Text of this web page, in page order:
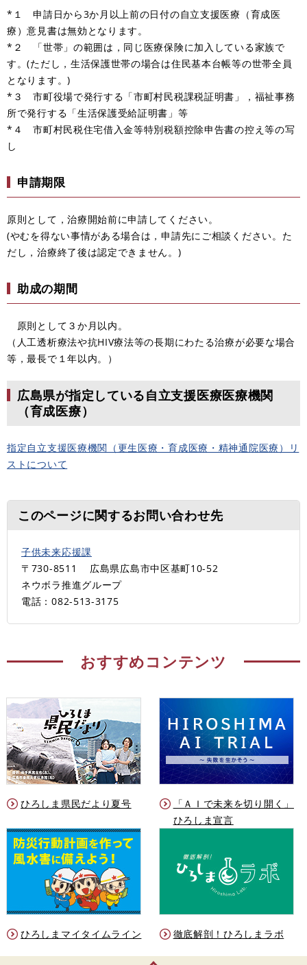
*１ 申請日から3か月以上前の日付の自立支援医療（育成医
療）意見書は無効となります。
*２ 「世帯」の範囲は，同じ医療保険に加入している家族で
す。(ただし，生活保護世帯の場合は住民基本台帳等の世帯全員
となります。)
*３ 市町役場で発行する「市町村民税課税証明書」，福祉事務
所で発行する「生活保護受給証明書」等
*４ 市町村民税住宅借入金等特別税額控除申告書の控え等の写
し
申請期限
原則として，治療開始前に申請してください。
(やむを得ない事情がある場合は，申請先にご相談ください。た
だし，治療終了後は認定できません。)
助成の期間
原則として３か月以内。
（人工透析療法や抗HIV療法等の長期にわたる治療が必要な場合
等，最長で１年以内。）
広島県が指定している自立支援医療医療機関
（育成医療）
指定自立支援医療機関（更生医療・育成医療・精神通院医療）リ
ストについて
このページに関するお問い合わせ先
子供未来応援課
〒730-8511
広島県広島市中区基町10-52
ネウボラ推進グループ
電話：082-513-3175
おすすめコンテンツ
ひろしま県民だより夏号
「ＡＩで未来を切り開く」
ひろしま宣言
ひろしまマイタイムライン 徹底解剖！ひろしまラボ